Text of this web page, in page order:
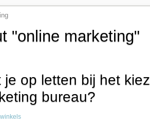
"online marketing"
je op letten bij het
bureau?
winkels